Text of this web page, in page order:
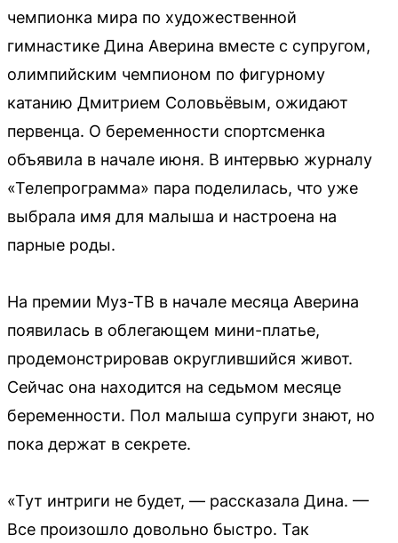
чемпионка мира по художественной
гимнастике Дина Аверина вместе с супругом,
олимпийским чемпионом по фигурному
катанию Дмитрием Соловьёвым, ожидают
первенца. О беременности спортсменка
объявила в начале июня. В интервью журналу
«Телепрограмма» пара поделилась, что уже
выбрала имя для малыша и настроена на
парные роды.
На премии Муз-ТВ в начале месяца Аверина
появилась в облегающем мини-платье,
продемонстрировав округлившийся живот.
Сейчас она находится на седьмом месяце
беременности. Пол малыша супруги знают, но
пока держат в секрете.
«Тут интриги не будет, — рассказала Дина. —
Все произошло довольно быстро. Так